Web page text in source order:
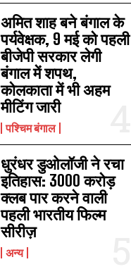
अमित शाह बने बंगाल के
पर्यवेक्षक, 9 मई को पहली
बीजेपी सरकार लेगी
बंगाल में शपथ,
कोलकाता में भी अहम
मीटिंग जारी
पश्चिम बंगाल
धुरंधर डुओलॉजी ने रचा
इतिहास: 3000 करोड़
क्लब पार करने वाली
पहली भारतीय फिल्म
सीरीज़
अन्य